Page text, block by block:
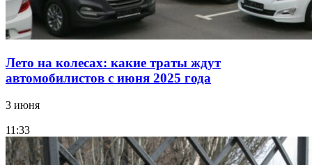
Лето на колесах: какие траты ждут
автомобилистов с июня 2025 года
3 июня
11:33